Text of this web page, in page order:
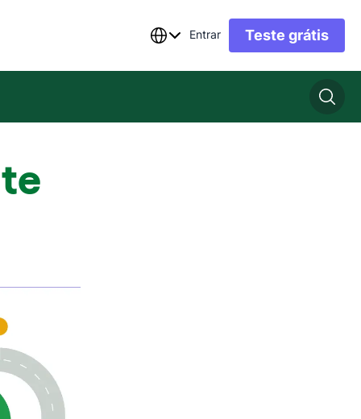
Entrar Teste grátis